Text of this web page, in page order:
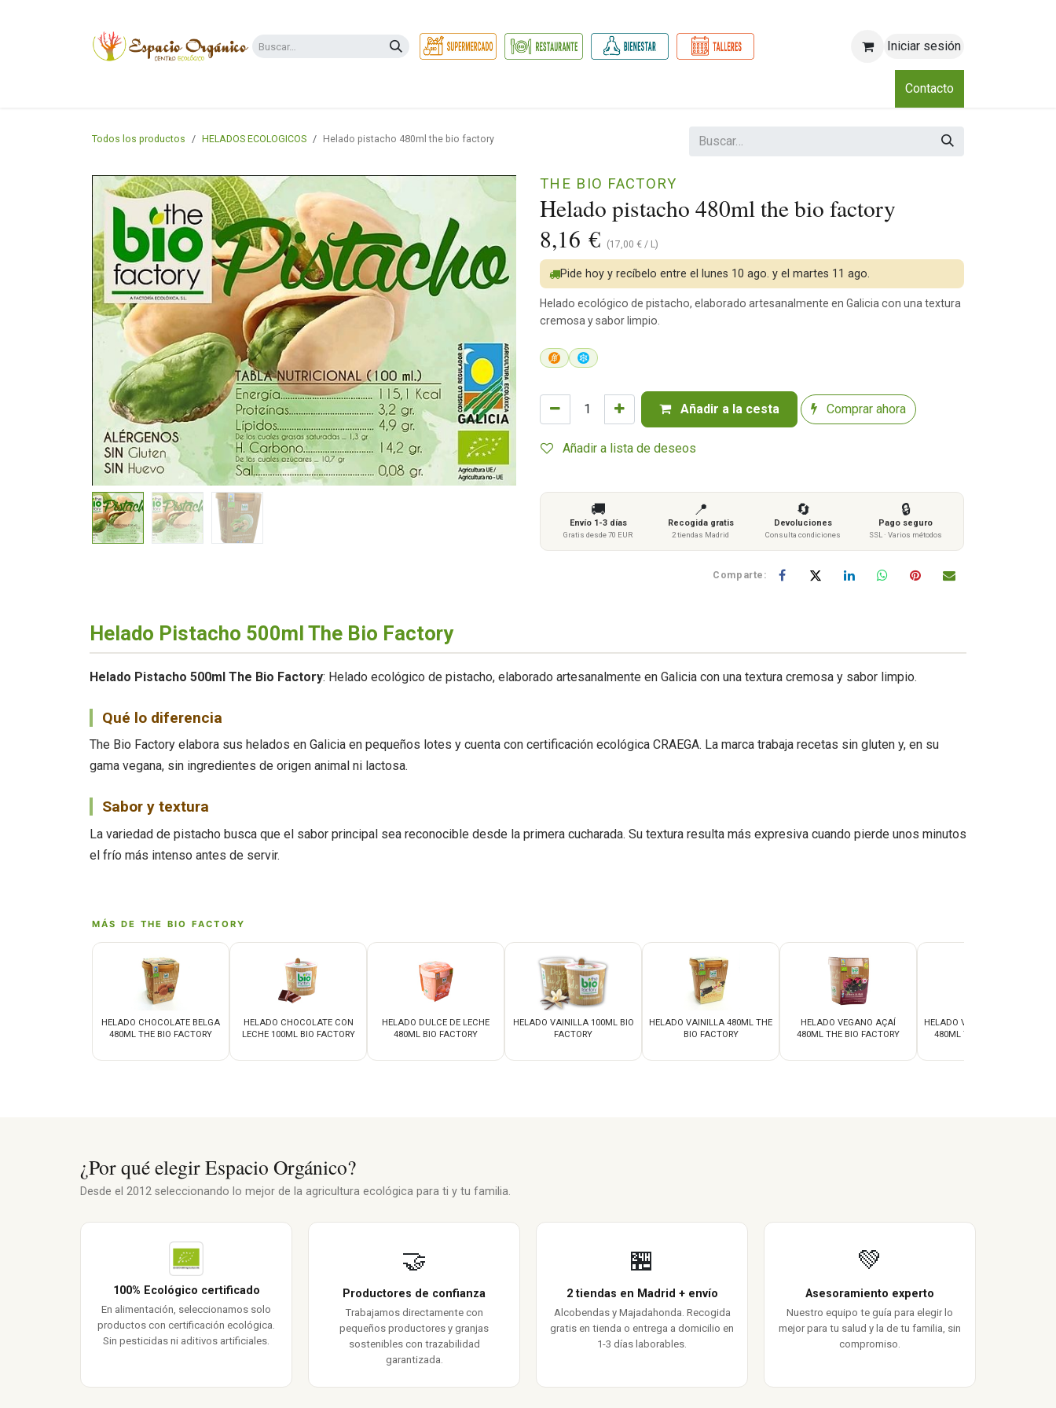
Iniciar sesión
Club
Contacto
Todos los productos HELADOS ECOLOGICOS Helado pistacho 480ml the bio factory
Helado pistacho 480ml the bio factory
THE BIO FACTORY
8,16 € (17,00 € / L)
Añadir a la cesta Comprar ahora
Añadir a lista de deseos
Pide hoy y recíbelo entre el lunes 10 ago. y el martes 11 ago.
Helado ecológico de pistacho, elaborado artesanalmente en Galicia con una textura
cremosa y sabor limpio.
🚚
Envío 1-3 días
Gratis desde 70 EUR
📍
Recogida gratis
2 tiendas Madrid
🔄
Devoluciones
Consulta condiciones
🔒
Pago seguro
SSL · Varios métodos
Comparte:
Helado Pistacho 500ml The Bio Factory
Helado Pistacho 500ml The Bio Factory: Helado ecológico de pistacho, elaborado artesanalmente en Galicia con una textura cremosa y sabor limpio.
Qué lo diferencia
The Bio Factory elabora sus helados en Galicia en pequeños lotes y cuenta con certificación ecológica CRAEGA. La marca trabaja recetas sin gluten y, en su
gama vegana, sin ingredientes de origen animal ni lactosa.
Sabor y textura
La variedad de pistacho busca que el sabor principal sea reconocible desde la primera cucharada. Su textura resulta más expresiva cuando pierde unos minutos
el frío más intenso antes de servir.
MÁS DE THE BIO FACTORY
HELADO CHOCOLATE BELGA
480ML THE BIO FACTORY
HELADO CHOCOLATE CON
LECHE 100ML BIO FACTORY
HELADO DULCE DE LECHE
480ML BIO FACTORY
HELADO VAINILLA 100ML BIO
FACTORY
HELADO VAINILLA 480ML THE
BIO FACTORY
HELADO VEGANO AÇAÍ
480ML THE BIO FACTORY
HELADO VEGANO ARÁNDANO
480ML THE BIO FACTORY
¿Por qué elegir Espacio Orgánico?
Desde el 2012 seleccionando lo mejor de la agricultura ecológica para ti y tu familia.
100% Ecológico certificado
En alimentación, seleccionamos solo
productos con certificación ecológica.
Sin pesticidas ni aditivos artificiales.
🤝
Productores de confianza
Trabajamos directamente con
pequeños productores y granjas
sostenibles con trazabilidad
garantizada.
🏪
2 tiendas en Madrid + envío
Alcobendas y Majadahonda. Recogida
gratis en tienda o entrega a domicilio en
1-3 días laborables.
💚
Asesoramiento experto
Nuestro equipo te guía para elegir lo
mejor para tu salud y la de tu familia, sin
compromiso.